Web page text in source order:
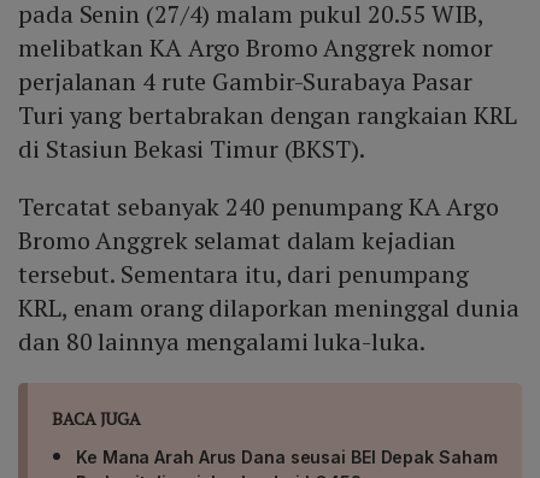
menghubungi Contact Center KAI 121 atau kanal resmi
perusahaan untuk informasi lebih lanjut.
pada Senin (27/4) malam pukul 20.55 WIB,
melibatkan KA Argo Bromo Anggrek nomor
perjalanan 4 rute Gambir-Surabaya Pasar
Turi yang bertabrakan dengan rangkaian KRL
di Stasiun Bekasi Timur (BKST).
Tercatat sebanyak 240 penumpang KA Argo
Bromo Anggrek selamat dalam kejadian
tersebut. Sementara itu, dari penumpang
KRL, enam orang dilaporkan meninggal dunia
dan 80 lainnya mengalami luka-luka.
BACA JUGA
Ke Mana Arah Arus Dana seusai BEI Depak Saham